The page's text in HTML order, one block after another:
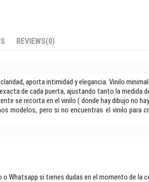
REVIEWS(0)
aporta intimidad y elegancia. Vinilo
de cada puerta, ajustando tanto la medida
se recorta en el vinilo ( donde hay dibujo no
modelos, pero si no encuentras el vinilo
si tienes dudas en el momento de la